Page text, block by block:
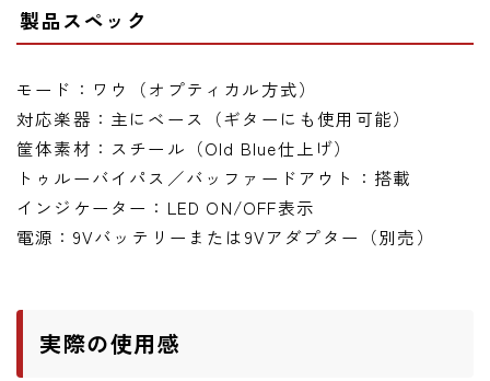
製品スペック
モード：ワウ（オプティカル方式）
対応楽器：主にベース（ギターにも使用可能）
筐体素材：スチール（Old Blue仕上げ）
トゥルーバイパス／バッファードアウト：搭載
インジケーター：LED ON/OFF表示
電源：9Vバッテリーまたは9Vアダプター（別売）
実際の使用感